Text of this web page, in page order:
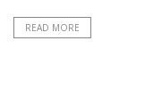
READ MORE